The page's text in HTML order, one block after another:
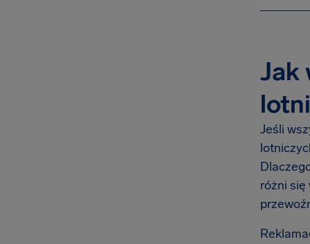
Jak
Jeśli
różni się